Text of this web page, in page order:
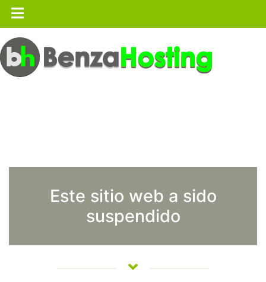
Este sitio web a sido
suspendido